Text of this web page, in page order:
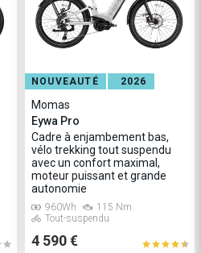
NOUVEAUTÉ 2026
Momas
Eywa Pro
Cadre à enjambement bas,
vélo trekking tout suspendu
avec un confort maximal,
moteur puissant et grande
autonomie
960Wh
115 Nm
Tout-suspendu
4 590 €